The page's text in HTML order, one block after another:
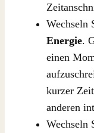
Wechseln
Energie.
einen
kurzer
anderen
Wechseln